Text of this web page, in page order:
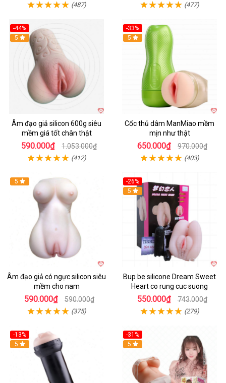
(487) (477)
-44%
5
Âm đạo giả silicon 600g siêu
mềm giá tốt chân thật
590.000₫ 1.053.000₫
(412)
-33%
Hot
5
Cốc thủ dâm ManMiao mềm
mịn như thật
650.000₫ 970.000₫
(403)
5
Âm đạo giả có ngực silicon siêu
mềm cho nam
590.000₫ 590.000₫
(375)
-26%
Hot
5
Bup be silicone Dream Sweet
Heart co rung cuc suong
550.000₫ 743.000₫
(279)
-13%
5
-31%
Hot
5